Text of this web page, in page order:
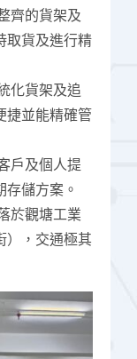
齊的貨架及
取貨及進行精
化貨架及追
捷並能精確管
戶及個人提
存儲方案。
於觀塘工業
），交通極其